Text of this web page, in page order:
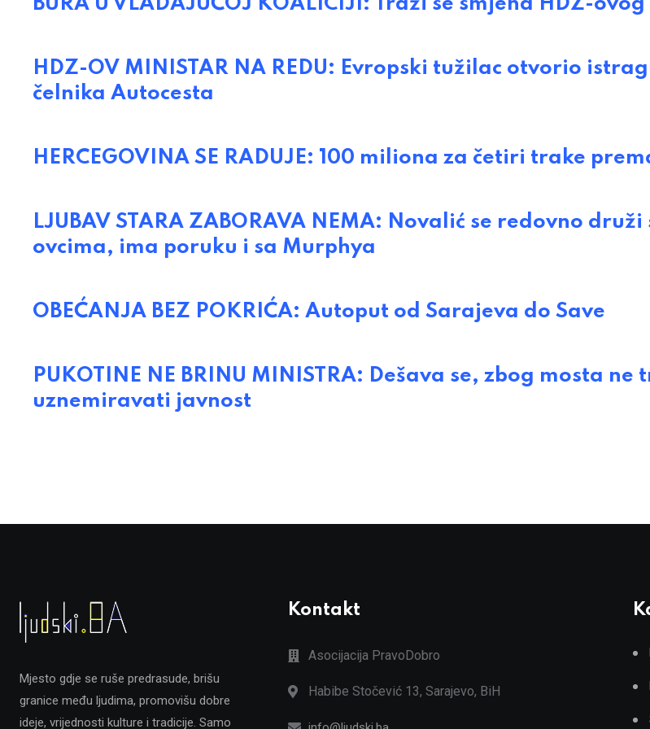
HDZ-OV MINISTAR NA REDU: Evropski tužilac otvorio
čelnika Autocesta
HERCEGOVINA SE RADUJE: 100 miliona za četiri trake
LJUBAV STARA ZABORAVA NEMA: Novalić se redovno druži
ovcima, ima poruku i sa Murphya
OBEĆANJA BEZ POKRIĆA: Autoput od Sarajeva do Save
PUKOTINE NE BRINU MINISTRA: Dešava se, zbog mosta ne
uznemiravati javnost
Mjesto gdje se ruše predrasude, brišu
granice među ljudima, promovišu dobre
ideje, vrijednosti kulture i tradicije. Samo
Kontakt
Asocijacija PravoDobro
Habibe Stočević 13, Sarajevo, BiH